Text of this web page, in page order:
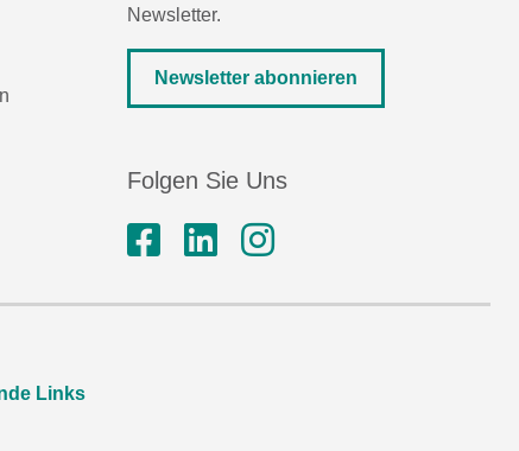
Newsletter.
Newsletter abonnieren
Folgen Sie Uns
Links